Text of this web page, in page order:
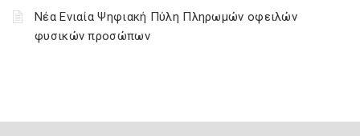
Νέα Ενιαία Ψηφιακή Πύλη Πληρωμών οφειλών
φυσικών προσώπων